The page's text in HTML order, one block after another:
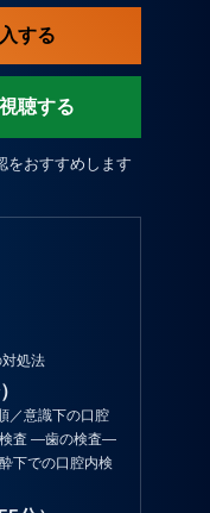
する
聴する
をおすすめします
処法
／意識下の口腔
査 ―歯の検査―
下での口腔内検